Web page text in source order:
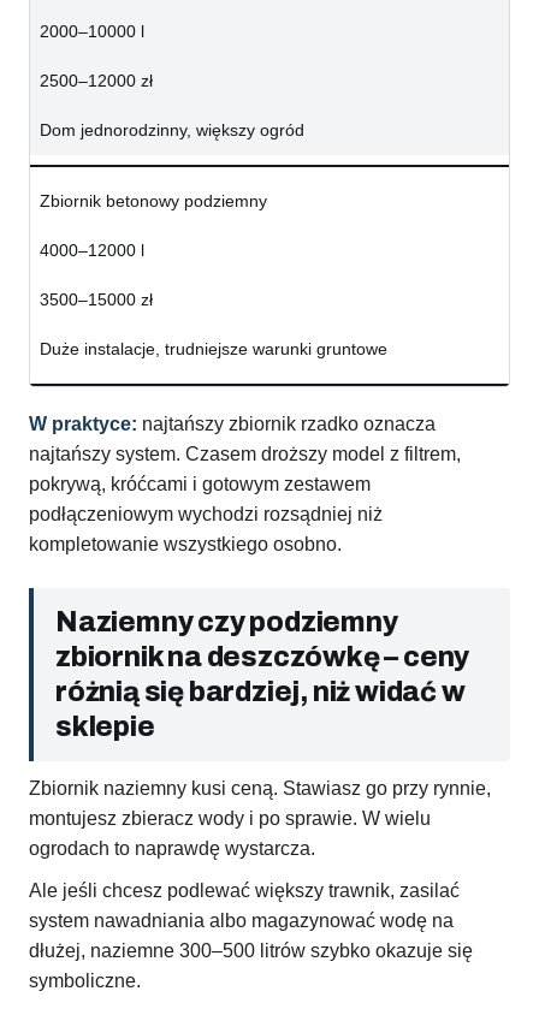
2000–10000 l
2500–12000 zł
Dom jednorodzinny, większy ogród
Zbiornik betonowy podziemny
4000–12000 l
3500–15000 zł
Duże instalacje, trudniejsze warunki gruntowe
W praktyce: najtańszy zbiornik rzadko oznacza
najtańszy system. Czasem droższy model z filtrem,
pokrywą, króćcami i gotowym zestawem
podłączeniowym wychodzi rozsądniej niż
kompletowanie wszystkiego osobno.
Naziemny czy podziemny
zbiornik na deszczówkę – ceny
różnią się bardziej, niż widać w
sklepie
Zbiornik naziemny kusi ceną. Stawiasz go przy rynnie,
montujesz zbieracz wody i po sprawie. W wielu
ogrodach to naprawdę wystarcza.
Ale jeśli chcesz podlewać większy trawnik, zasilać
system nawadniania albo magazynować wodę na
dłużej, naziemne 300–500 litrów szybko okazuje się
symboliczne.